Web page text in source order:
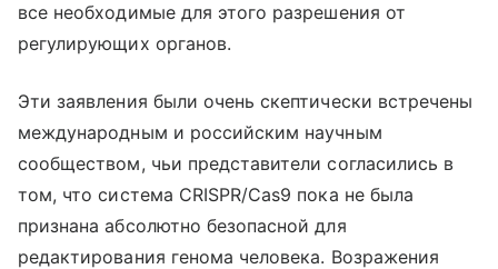
все необходимые для этого разрешения от
регулирующих органов.
Эти заявления были очень скептически встречены
международным и российским научным
сообществом, чьи представители согласились в
том, что система CRISPR/Cas9 пока не была
признана абсолютно безопасной для
редактирования генома человека. Возражения